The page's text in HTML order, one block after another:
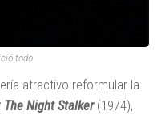
todo
atractivo reformular la
The Night Stalker(1974),